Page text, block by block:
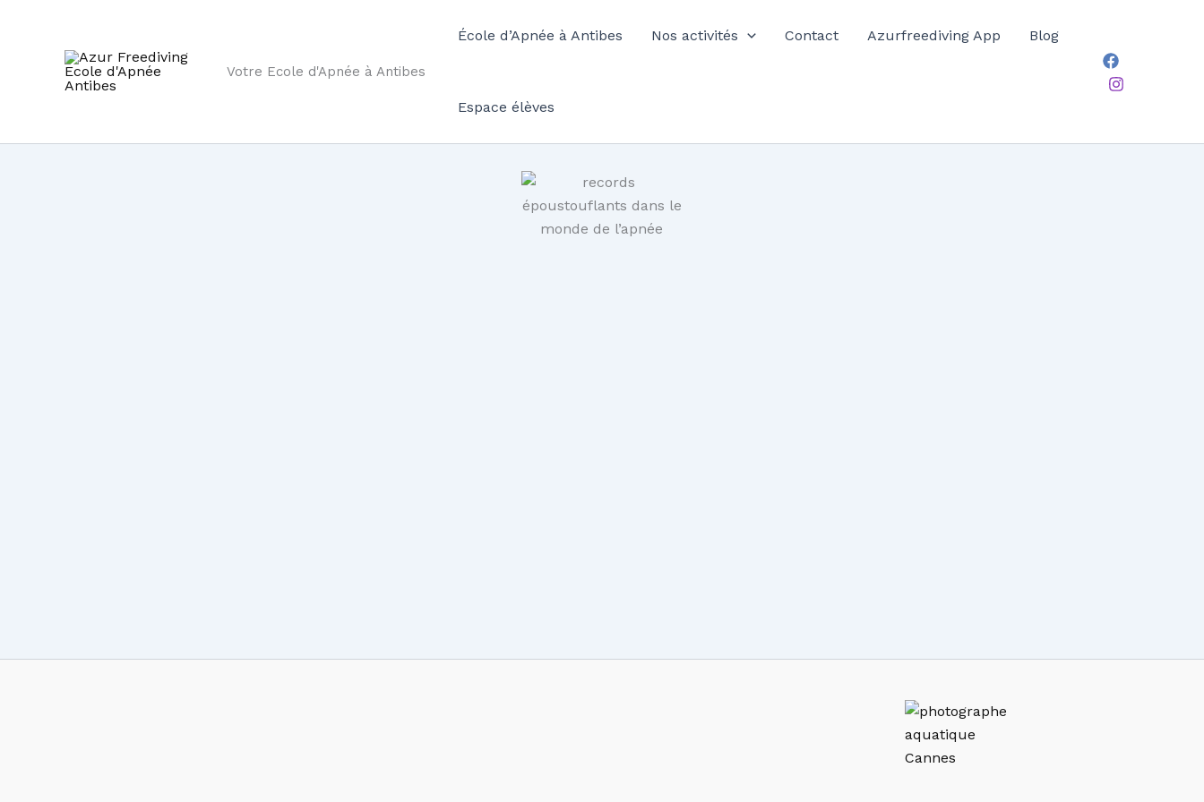
Votre Ecole d'Apnée à Antibes
École d’Apnée à Antibes Nos activités Contact Azurfreediving App Blog
Espace élèves